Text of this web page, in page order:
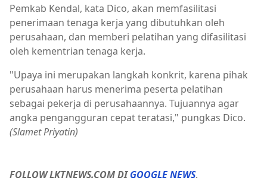
Pemkab Kendal, kata Dico, akan memfasilitasi
penerimaan tenaga kerja yang dibutuhkan oleh
perusahaan, dan memberi pelatihan yang difasilitasi
oleh kementrian tenaga kerja.
"Upaya ini merupakan langkah konkrit, karena pihak
perusahaan harus menerima peserta pelatihan
sebagai pekerja di perusahaannya. Tujuannya agar
angka pengangguran cepat teratasi," pungkas Dico.
(Slamet Priyatin)
FOLLOW LKTNEWS.COM DIGOOGLE NEWS.